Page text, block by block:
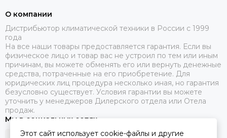
О компании
Дистрибьютор климатической техники в России с 1999
года
На все наши товары предоставляется гарантия. Если вы
физическое лицо и товар вас не устроил по тем или иным
причинам, вы можете обменять его или вернуть денежные
средства, потраченные на его приобретение. Для
юридических лиц процедура несколько иная, но гарантия
безусловно существует. Условия гарантии вы можете
уточнить у менеджеров Дилерского отдела или Отела
продаж.
Мы в социальных сетях
Этот сайт использует cookie-файлы и другие